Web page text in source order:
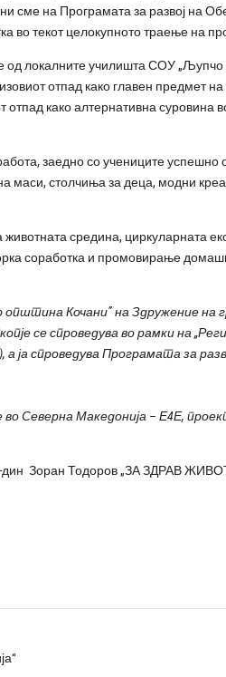
сме на Програмата за развој на
во текот целокупното траење на
од локалните училишта СОУ
отпад како главен предмет
како алтернативна суровина
заедно со учениците успешно
маси, столчиња за деца, модни
средина, циркуларната
соработка и промовирање
Кочани” на Здружение на
се спроведува во рамки на
а ја спроведува Програмата
Северна Македонија – Е4Е,
дин Зоран Тодоров „ЗА ЗДРАВ